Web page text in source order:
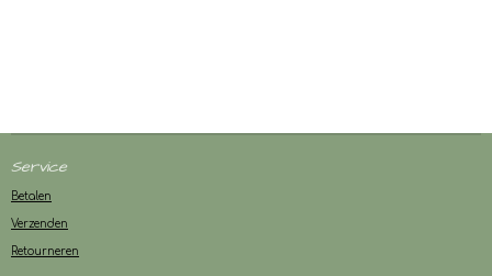
Service
Betalen
Verzenden
Retourneren